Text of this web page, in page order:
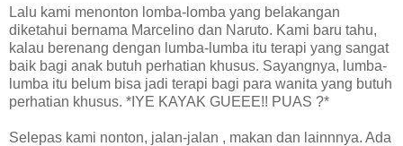
Lalu kami menonton lomba-lomba yang belakangan
diketahui bernama Marcelino dan Naruto. Kami baru tahu,
kalau berenang dengan lumba-lumba itu terapi yang sangat
baik bagi anak butuh perhatian khusus. Sayangnya, lumba-
lumba itu belum bisa jadi terapi bagi para wanita yang butuh
perhatian khusus. *IYE KAYAK GUEEE!! PUAS ?*
Selepas kami nonton, jalan-jalan , makan dan lainnnya. Ada